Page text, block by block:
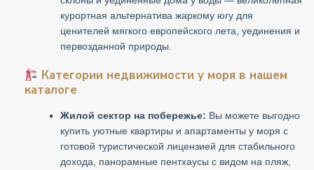
курортная альтернатива жаркому югу для
ценителей мягкого европейского лета, уединения и
первозданной природы.
Категории недвижимости у моря в нашем
каталоге
Жилой сектор на побережье: Вы можете выгодно
купить уютные квартиры и апартаменты у моря с
готовой туристической лицензией для стабильного
дохода, панорамные пентхаусы с видом на пляж,